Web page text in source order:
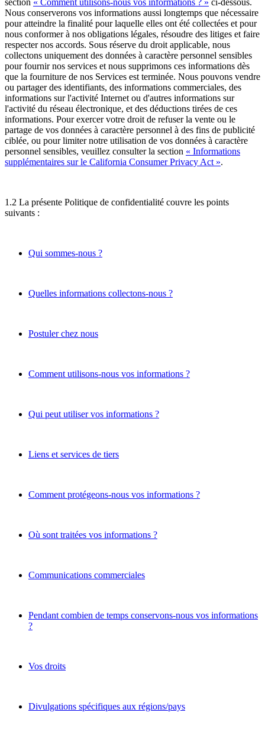
Nous conserverons vos informations aussi longtemps que nécessaire
pour atteindre la finalité pour laquelle elles ont été collectées et pour
nous conformer à nos obligations légales, résoudre des litiges et faire
respecter nos accords. Sous réserve du droit applicable, nous
collectons uniquement des données à caractère personnel sensibles
pour fournir nos services et nous supprimons ces informations dès
que la fourniture de nos Services est terminée. Nous pouvons vendre
ou partager des identifiants, des informations commerciales, des
informations sur l'activité Internet ou d'autres informations sur
l'activité du réseau électronique, et des déductions tirées de ces
informations. Pour exercer votre droit de refuser la vente ou le
partage de vos données à caractère personnel à des fins de publicité
ciblée, ou pour limiter notre utilisation de vos données à caractère
personnel sensibles, veuillez consulter la section « Informations
supplémentaires sur le California Consumer Privacy Act ».
1.2 La présente Politique de confidentialité couvre les points
suivants :
Qui sommes-nous ?
Quelles informations collectons-nous ?
Postuler chez nous
Comment utilisons-nous vos informations ?
Qui peut utiliser vos informations ?
Liens et services de tiers
Comment protégeons-nous vos informations ?
Où sont traitées vos informations ?
Communications commerciales
Pendant combien de temps conservons-nous vos informations
?
Vos droits
Divulgations spécifiques aux régions/pays